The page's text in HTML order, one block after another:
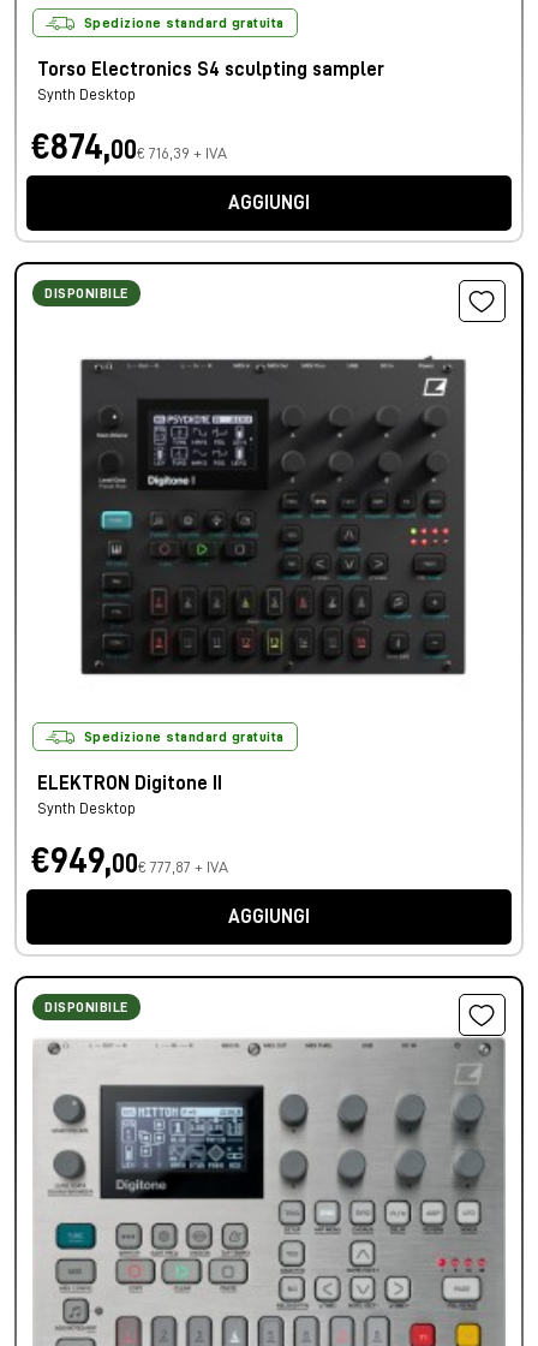
Spedizione standard gratuita
Torso Electronics S4 sculpting sampler
Synth Desktop
€874,00€ 716,39 + IVA
AGGIUNGI
DISPONIBILE
Spedizione standard gratuita
ELEKTRON Digitone II
Synth Desktop
€949,00€ 777,87 + IVA
AGGIUNGI
DISPONIBILE